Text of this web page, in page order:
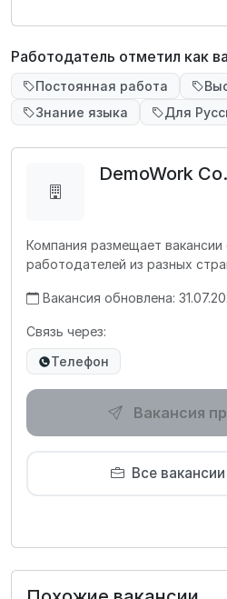
Работодатель отметил как
Постоянная работа
Знание языка
Для
DemoWork
Компания размещает вакансии
работодателей из разных
Вакансия обновлена:
Связь через:
Телефон
Вакансия
Все